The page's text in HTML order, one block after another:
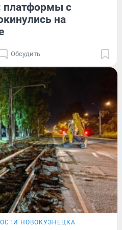
платформы с
на
Обсудить
НОВОКУЗНЕЦКА